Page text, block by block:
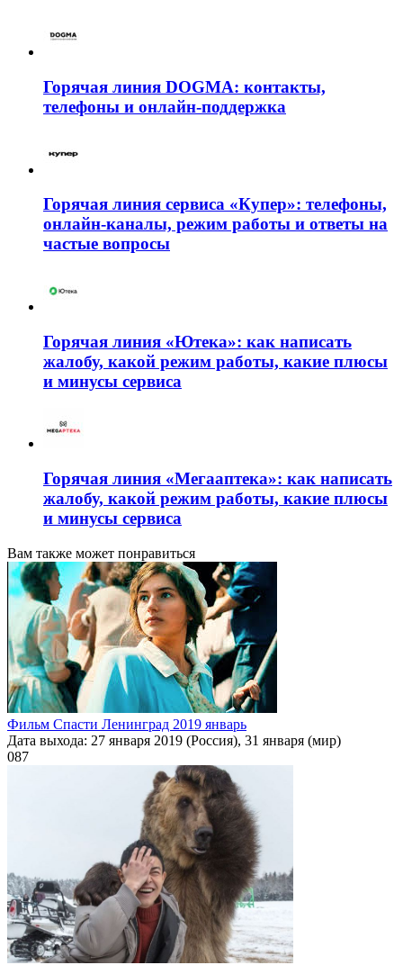
Горячая линия DOGMA: контакты,
телефоны и онлайн-поддержка
Горячая линия сервиса «Купер»: телефоны,
онлайн-каналы, режим работы и ответы на
частые вопросы
Горячая линия «Ютека»: как написать
жалобу, какой режим работы, какие плюсы
и минусы сервиса
Горячая линия «Мегааптека»: как написать
жалобу, какой режим работы, какие плюсы
и минусы сервиса
Вам также может понравиться
Фильм Спасти Ленинград 2019 январь
Дата выхода: 27 января 2019 (Россия), 31 января (мир)
087